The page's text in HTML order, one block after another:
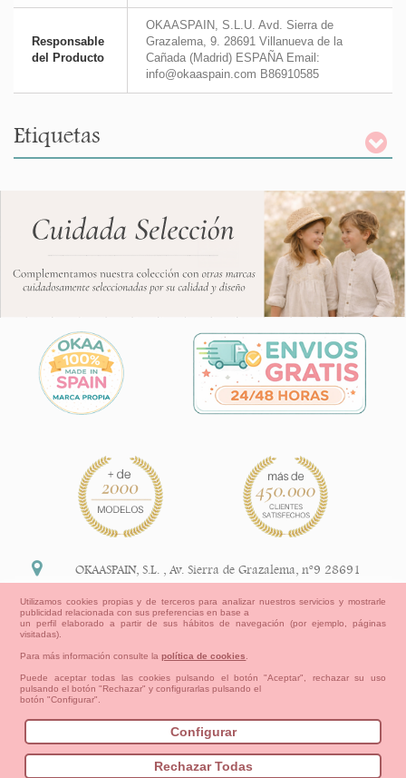
Responsable
del Producto
OKAASPAIN, S.L.U. Avd. Sierra de
Grazalema, 9. 28691 Villanueva de la
Cañada (Madrid) ESPAÑA Email:
info@okaaspain.com B86910585
Etiquetas
Información Legal
política de devoluciones y reembolsos
Aviso Legal Aviso Cookies
Cómo crear tu cuenta OKAA.
Mapa del sitio
OKAASPAIN, S.L. ,Av. Sierra de Grazalema, nº9 28691
+34 91 113 89 09
Utilizamos cookies propias y de terceros para analizar nuestros servicios y mostrarle
publicidad relacionada con sus preferencias en base a
un perfil elaborado a partir de sus hábitos de navegación (por ejemplo, páginas
visitadas).
Para más información consulte lapolítica de cookies
Puede aceptar todas las cookies pulsando el botón "Aceptar", rechazar su uso
pulsando el botón "Rechazar" y configurarlas pulsando el
botón "Configurar".
Configurar
Rechazar Todas